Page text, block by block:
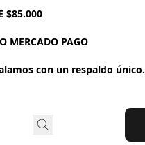
$85.000
MERCADO PAGO
con un respaldo único.